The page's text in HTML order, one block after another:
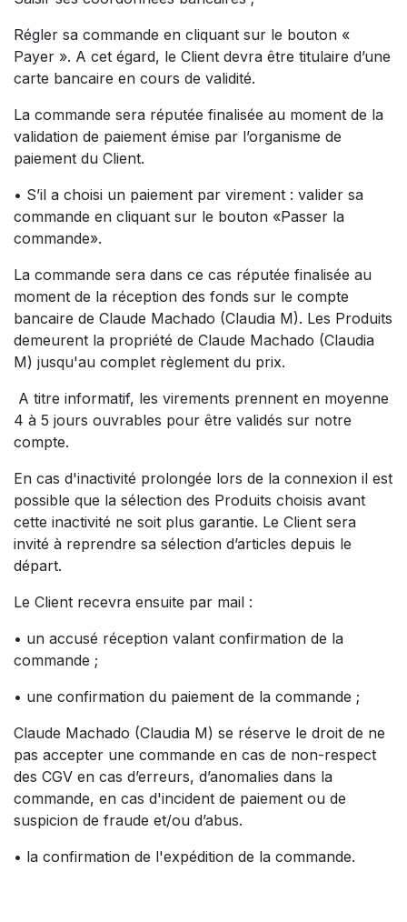
Régler sa commande en cliquant sur le bouton «
Payer ». A cet égard, le Client devra être titulaire d’une
carte bancaire en cours de validité.
La commande sera réputée finalisée au moment de la
validation de paiement émise par l’organisme de
paiement du Client.
• S’il a choisi un paiement par virement : valider sa
commande en cliquant sur le bouton «Passer la
commande».
La commande sera dans ce cas réputée finalisée au
moment de la réception des fonds sur le compte
bancaire de Claude Machado (Claudia M). Les Produits
demeurent la propriété de Claude Machado (Claudia
M) jusqu'au complet règlement du prix.
A titre informatif, les virements prennent en moyenne
4 à 5 jours ouvrables pour être validés sur notre
compte.
En cas d'inactivité prolongée lors de la connexion il est
possible que la sélection des Produits choisis avant
cette inactivité ne soit plus garantie. Le Client sera
invité à reprendre sa sélection d’articles depuis le
départ.
Le Client recevra ensuite par mail :
• un accusé réception valant confirmation de la
commande ;
• une confirmation du paiement de la commande ;
Claude Machado (Claudia M) se réserve le droit de ne
pas accepter une commande en cas de non-respect
des CGV en cas d’erreurs, d’anomalies dans la
commande, en cas d'incident de paiement ou de
suspicion de fraude et/ou d’abus.
• la confirmation de l'expédition de la commande.